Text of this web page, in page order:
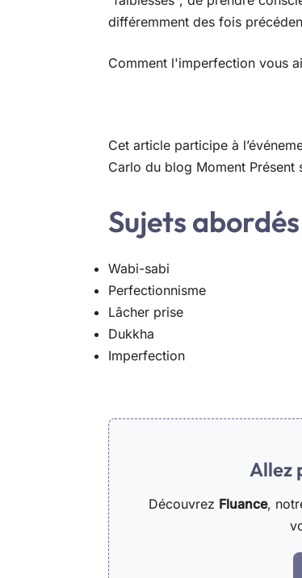
différemment des fois
Comment l'imperfection vous
Cet article participe à
Carlo du blog Moment
Sujets
Wabi-sabi
Perfectionnisme
Lâcher prise
Dukkha
Imperfection
Allez
Découvrez Fluance,